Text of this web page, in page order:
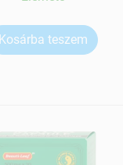
Kosárba teszem